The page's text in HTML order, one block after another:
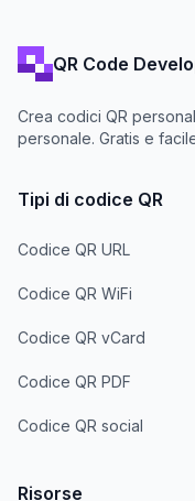
QR Code
Crea codici QR
personale. Gratis e
Tipi di codice QR
Codice QR URL
Codice QR WiFi
Codice QR vCard
Codice QR PDF
Codice QR social
Risorse